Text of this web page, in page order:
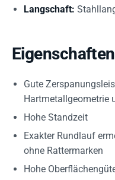
Langschaft:
Gute
Hartmetallgeometrie
Hohe Standzeit
Exakter Rundlauf
ohne Rattermarken
Hohe